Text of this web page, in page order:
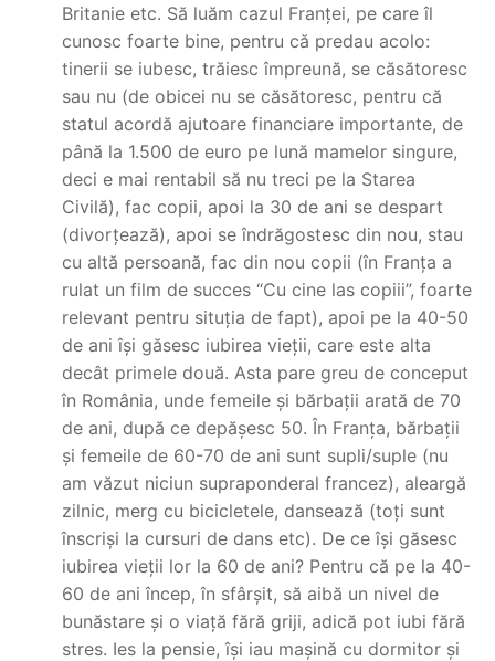
Britanie etc. Să luăm cazul Franței, pe care îl
cunosc foarte bine, pentru că predau acolo:
tinerii se iubesc, trăiesc împreună, se căsătoresc
sau nu (de obicei nu se căsătoresc, pentru că
statul acordă ajutoare financiare importante, de
până la 1.500 de euro pe lună mamelor singure,
deci e mai rentabil să nu treci pe la Starea
Civilă), fac copii, apoi la 30 de ani se despart
(divorțează), apoi se îndrăgostesc din nou, stau
cu altă persoană, fac din nou copii (în Franța a
rulat un film de succes “Cu cine las copiii”, foarte
relevant pentru situția de fapt), apoi pe la 40-50
de ani își găsesc iubirea vieții, care este alta
decât primele două. Asta pare greu de conceput
în România, unde femeile și bărbații arată de 70
de ani, după ce depășesc 50. În Franța, bărbații
și femeile de 60-70 de ani sunt supli/suple (nu
am văzut niciun supraponderal francez), aleargă
zilnic, merg cu bicicletele, dansează (toți sunt
înscriși la cursuri de dans etc). De ce își găsesc
iubirea vieții lor la 60 de ani? Pentru că pe la 40-
60 de ani încep, în sfârșit, să aibă un nivel de
bunăstare și o viață fără griji, adică pot iubi fără
stres. Ies la pensie, își iau mașină cu dormitor și